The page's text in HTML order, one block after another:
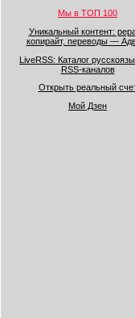
Мы в ТОП 100
Уникальный контент:
копирайт, переводы —
LiveRSS: Каталог
RSS-каналов
Открыть реальный
Мой Дзен